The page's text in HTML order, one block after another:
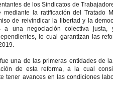
de los Sindicatos de
la ratificación del Tratado
de reivindicar la libertad y la
a una negociación colectiva justa,
lo cual garantizan las
una de las primeras entidades de
de esta reforma, a la cual
tener avances en las condiciones